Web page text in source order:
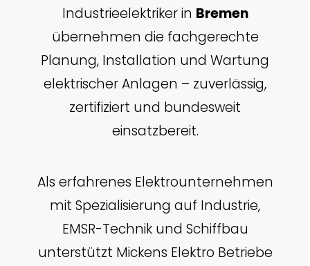
Industrieelektriker in Bremen
übernehmen die fachgerechte
Planung, Installation und Wartung
elektrischer Anlagen – zuverlässig,
zertifiziert und bundesweit
einsatzbereit.
Als erfahrenes Elektrounternehmen
mit Spezialisierung auf Industrie,
EMSR-Technik und Schiffbau
unterstützt Mickens Elektro Betriebe